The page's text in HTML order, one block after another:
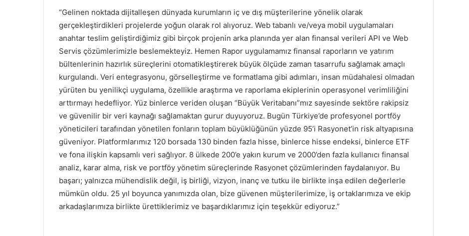
“Gelinen noktada dijitalleşen dünyada kurumların iç ve dış müşterilerine yönelik olarak
gerçekleştirdikleri projelerde yoğun olarak rol alıyoruz. Web tabanlı ve/veya mobil uygulamaları
anahtar teslim geliştirdiğimiz gibi birçok projenin arka planında yer alan finansal verileri API ve Web
Servis çözümlerimizle beslemekteyiz. Hemen Rapor uygulamamız finansal raporların ve yatırım
bültenlerinin hazırlık süreçlerini otomatikleştirerek büyük ölçüde zaman tasarrufu sağlamak amaçlı
kurgulandı. Veri entegrasyonu, görselleştirme ve formatlama gibi adımları, insan müdahalesi olmadan
yürüten bu yenilikçi uygulama, özellikle araştırma ve raporlama ekiplerinin operasyonel verimliliğini
arttırmayı hedefliyor. Yüz binlerce veriden oluşan “Büyük Veritabanı”mız sayesinde sektöre rakipsiz
ve güvenilir bir veri kaynağı sağlamaktan gurur duyuyoruz. Bugün Türkiye’de profesyonel portföy
yöneticileri tarafından yönetilen fonların toplam büyüklüğünün yüzde 95’i Rasyonet’in risk altyapısına
güveniyor. Platformlarımız 120 borsada 130 binden fazla hisse, binlerce hisse endeksi, binlerce ETF
ve fona ilişkin kapsamlı veri sağlıyor. 8 ülkede 200’e yakın kurum ve 2000’den fazla kullanıcı finansal
analiz, karar alma, risk ve portföy yönetim süreçlerinde Rasyonet çözümlerinden faydalanıyor. Bu
başarı; yalnızca mühendislik değil, iş birliği, vizyon, inanç ve tutku ile birlikte inşa edilen değerlerle
mümkün oldu. 25 yıl boyunca yanımızda olan, bize güvenen müşterilerimize, iş ortaklarımıza ve ekip
arkadaşlarımıza birlikte ürettiklerimiz ve başardıklarımız için teşekkür ediyoruz.”